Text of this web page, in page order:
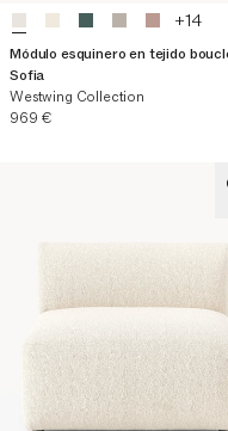
+14
Módulo esquinero en tejido
Sofia
Westwing Collection
Precio actual
969 €